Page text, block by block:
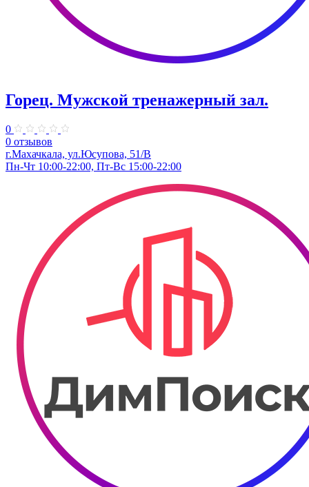
Горец. Мужской тренажерный зал.
0
0 отзывов
г.Махачкала, ул.​Юсупова, 51/В
Пн-Чт 10:00-22:00, Пт-Вс 15:00-22:00